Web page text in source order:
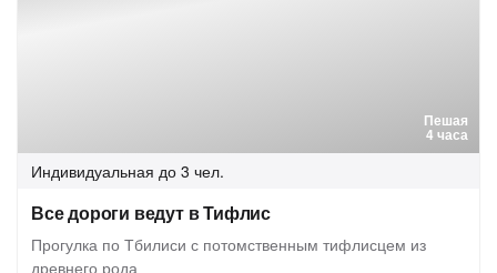
Пешая
4 часа
Индивидуальная до 3 чел.
Все дороги ведут в Тифлис
Прогулка по Тбилиси с потомственным тифлисцем из
древнего рода